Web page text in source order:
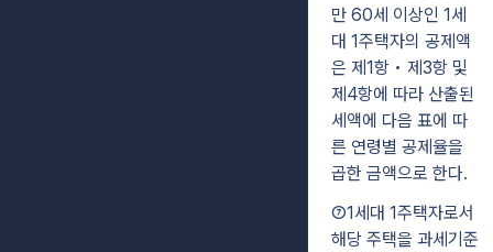
만 60세 이상인 1세
대 1주택자의 공제액
은 제1항 • 제3항 및
제4항에 따라 산출된
세액에 다음 표에 따
른 연령별 공제율을
곱한 금액으로 한다.
⑦1세대 1주택자로서
해당 주택을 과세기준